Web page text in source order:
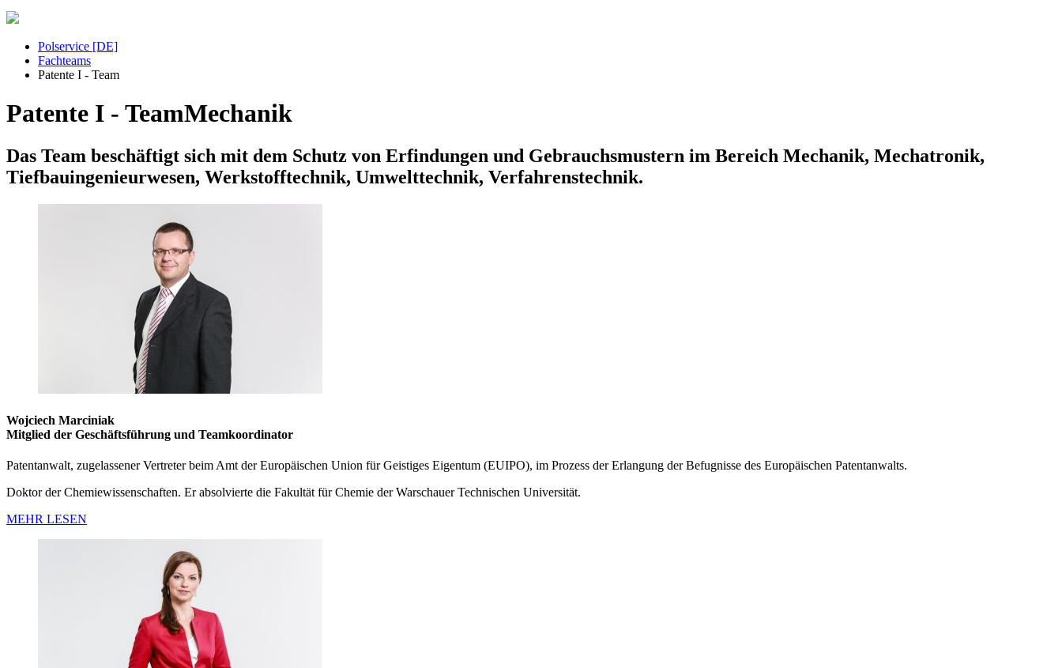
Polservice [DE]
Fachteams
Patente I - Team
Patente I - TeamMechanik
Das Team beschäftigt sich mit dem Schutz von Erfindungen und Gebrauchsmustern im Bereich Mechanik, Mechatronik,
Tiefbauingenieurwesen, Werkstofftechnik, Umwelttechnik, Verfahrenstechnik.
Wojciech Marciniak
Mitglied der Geschäftsführung und Teamkoordinator
Patentanwalt, zugelassener Vertreter beim Amt der Europäischen Union für Geistiges Eigentum (EUIPO), im Prozess der Erlangung der Befugnisse des Europäischen Patentanwalts.
Doktor der Chemiewissenschaften. Er absolvierte die Fakultät für Chemie der Warschauer Technischen Universität.
MEHR LESEN